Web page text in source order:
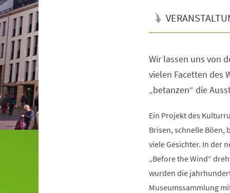
Wir lassen uns von
vielen Facetten des
„betanzen“ die
Ein Projekt des
Brisen, schnelle Böen,
viele Gesichter. In der
„Before the Wind“
wurden die
Museumssammlung